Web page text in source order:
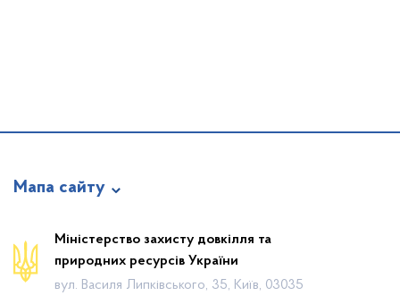
Мапа сайту
Новини
Календар громадських слухань
Законодавча база
Міністерство захисту довкілля та
природних ресурсів України
вул. Василя Липківського, 35, Київ, 03035